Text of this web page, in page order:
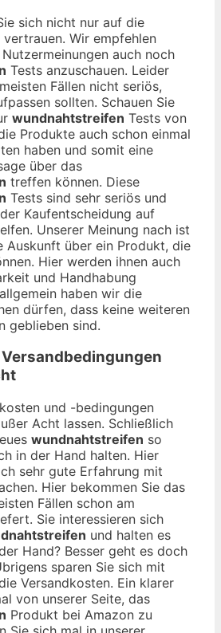
sich nicht nur auf die
Wir empfehlen
auch noch
Tests anzuschauen. Leider
Fällen nicht seriös,
sollten. Schauen Sie
wundnahtstreifen Tests von
Produkte auch schon einmal
haben und somit eine
über das
treffen können. Diese
Tests sind sehr seriös und
Kaufentscheidung auf
Unserer Meinung nach ist
Auskunft über ein Produkt, die
Hier werden ihnen auch
und Handhabung
haben wir die
dürfen, dass keine weiteren
geblieben sind.
Versandbedingungen
und -bedingungen
Acht lassen. Schließlich
wundnahtstreifen so
in der Hand halten. Hier
sehr gute Erfahrung mit
Hier bekommen Sie das
Fällen schon am
Sie interessieren sich
und halten es
Hand? Besser geht es doch
sparen Sie sich mit
Versandkosten. Ein klarer
von unserer Seite, das
Produkt bei Amazon zu